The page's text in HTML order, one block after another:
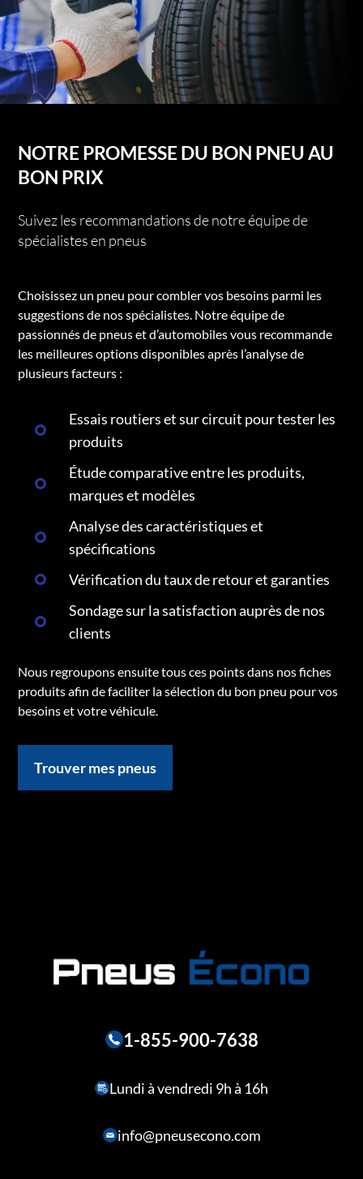
NOTRE PROMESSE DU BON PNEU AU
BON PRIX
Suivez les recommandations de notre équipe de
spécialistes en pneus
Choisissez un pneu pour combler vos besoins parmi les
suggestions de nos spécialistes. Notre équipe de
passionnés de pneus et d’automobiles vous recommande
les meilleures options disponibles après l’analyse de
plusieurs facteurs :
Essais routiers et sur circuit pour tester les
produits
Étude comparative entre les produits,
marques et modèles
Analyse des caractéristiques et
spécifications
Vérification du taux de retour et garanties
Sondage sur la satisfaction auprès de nos
clients
Nous regroupons ensuite tous ces points dans nos fiches
produits afin de faciliter la sélection du bon pneu pour vos
besoins et votre véhicule.
Trouver mes pneus
1-855-900-7638
Lundi à vendredi 9h à 16h
info@pneusecono.com